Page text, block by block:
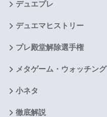
デュエプレ
デュエマヒストリー
プレ殿堂解除選手権
メタゲーム・ウォッチング
小ネタ
徹底解説